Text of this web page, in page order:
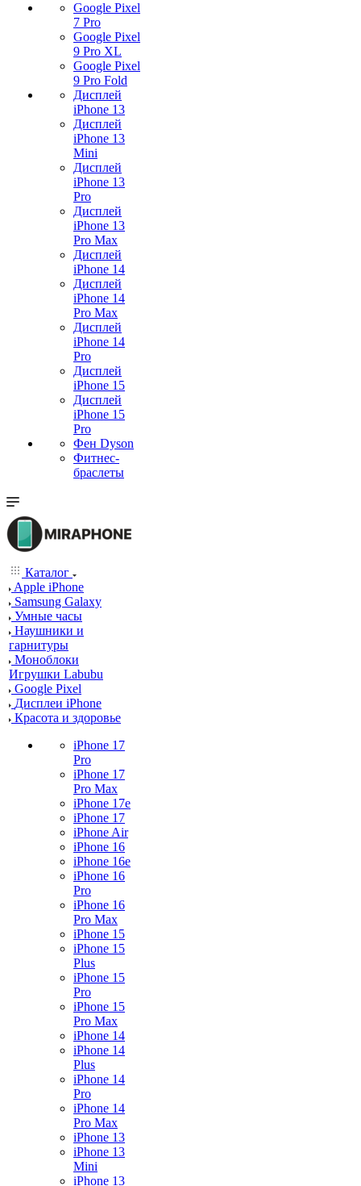
Google Pixel
7 Pro
Google Pixel
9 Pro XL
Google Pixel
9 Pro Fold
Дисплей
iPhone 13
Дисплей
iPhone 13
Mini
Дисплей
iPhone 13
Pro
Дисплей
iPhone 13
Pro Max
Дисплей
iPhone 14
Дисплей
iPhone 14
Pro Max
Дисплей
iPhone 14
Pro
Дисплей
iPhone 15
Дисплей
iPhone 15
Pro
Фен Dyson
Фитнес-
браслеты
Каталог
Apple iPhone
Samsung Galaxy
Умные часы
Наушники и
гарнитуры
Моноблоки
Игрушки Labubu
Google Pixel
Дисплеи iPhone
Красота и здоровье
iPhone 17
Pro
iPhone 17
Pro Max
iPhone 17e
iPhone 17
iPhone Air
iPhone 16
iPhone 16e
iPhone 16
Pro
iPhone 16
Pro Max
iPhone 15
iPhone 15
Plus
iPhone 15
Pro
iPhone 15
Pro Max
iPhone 14
iPhone 14
Plus
iPhone 14
Pro
iPhone 14
Pro Max
iPhone 13
iPhone 13
Mini
iPhone 13